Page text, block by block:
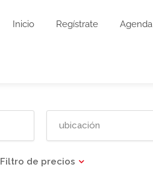
Inicio Regístrate Agenda
Filtro de precios